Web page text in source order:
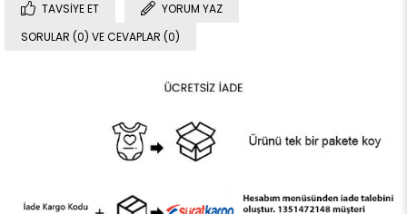
TAVSIYE ET
YORUM YAZ
SORULAR (0) VE CEVAPLAR (0)